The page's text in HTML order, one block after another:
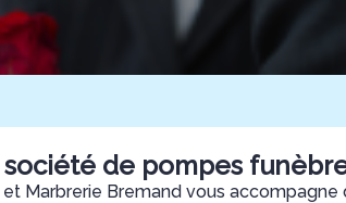
de pompes
Marbrerie Bremand vous accompagne